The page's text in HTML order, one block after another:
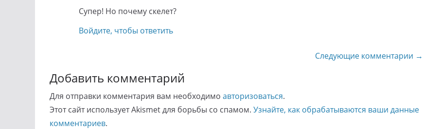
Супер! Но почему скелет?
Войдите, чтобы ответить
комментариям
Следующие комментарии →
Добавить комментарий
Для отправки комментария вам необходимо авторизоваться.
Этот сайт использует Akismet для борьбы со спамом. Узнайте, как обрабатываются ваши данные
комментариев.